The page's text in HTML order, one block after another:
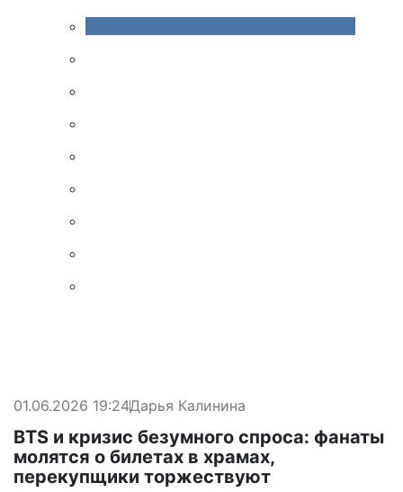
01.06.2026 19:24Дарья Калинина
BTS и кризис безумного спроса: фанаты
молятся о билетах в храмах,
перекупщики торжествуют